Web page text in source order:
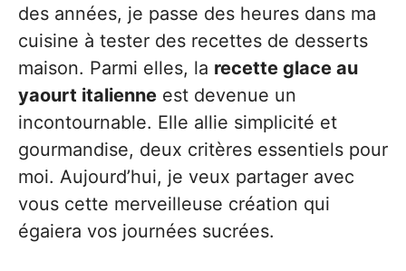
des années, je passe des heures dans ma
cuisine à tester des recettes de desserts
maison. Parmi elles, la recette glace au
yaourt italienne est devenue un
incontournable. Elle allie simplicité et
gourmandise, deux critères essentiels pour
moi. Aujourd’hui, je veux partager avec
vous cette merveilleuse création qui
égaiera vos journées sucrées.